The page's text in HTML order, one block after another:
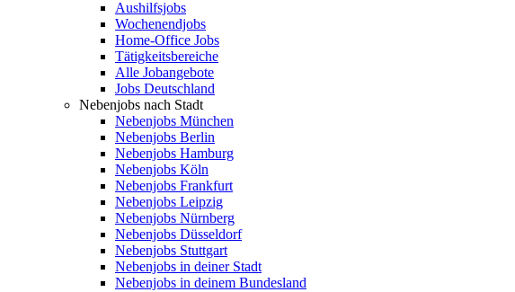
Aushilfsjobs
Wochenendjobs
Home-Office Jobs
Tätigkeitsbereiche
Alle Jobangebote
Jobs Deutschland
Nebenjobs nach Stadt
Nebenjobs München
Nebenjobs Berlin
Nebenjobs Hamburg
Nebenjobs Köln
Nebenjobs Frankfurt
Nebenjobs Leipzig
Nebenjobs Nürnberg
Nebenjobs Düsseldorf
Nebenjobs Stuttgart
Nebenjobs in deiner Stadt
Nebenjobs in deinem Bundesland